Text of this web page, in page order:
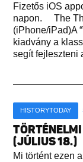
Fizetős iOS
napon. The
(iPhone/iPad)A
kiadvány a
segít fejleszteni
HISTORYTODAY
(JÚLIUS 18.)
Mi történt ezen